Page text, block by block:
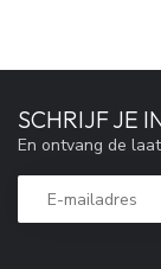
SCHRIJF JE
En ontvang de